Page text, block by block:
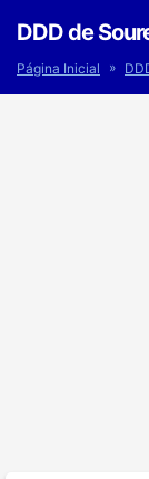
DDD de
Página Inicial »